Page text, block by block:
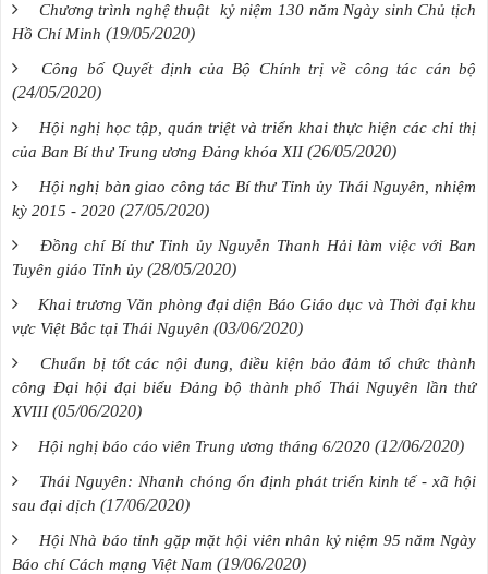
Chương trình nghệ thuật kỷ niệm 130 năm Ngày sinh Chủ tịch
Hồ Chí Minh (19/05/2020)
Công bố Quyết định của Bộ Chính trị về công tác cán bộ
(24/05/2020)
Hội nghị học tập, quán triệt và triển khai thực hiện các chỉ thị
của Ban Bí thư Trung ương Đảng khóa XII (26/05/2020)
Hội nghị bàn giao công tác Bí thư Tỉnh ủy Thái Nguyên, nhiệm
kỳ 2015 - 2020 (27/05/2020)
Đồng chí Bí thư Tỉnh ủy Nguyễn Thanh Hải làm việc với Ban
Tuyên giáo Tỉnh ủy (28/05/2020)
Khai trương Văn phòng đại diện Báo Giáo dục và Thời đại khu
vực Việt Bắc tại Thái Nguyên (03/06/2020)
Chuẩn bị tốt các nội dung, điều kiện bảo đảm tổ chức thành
công Đại hội đại biểu Đảng bộ thành phố Thái Nguyên lần thứ
XVIII (05/06/2020)
Hội nghị báo cáo viên Trung ương tháng 6/2020 (12/06/2020)
Thái Nguyên: Nhanh chóng ổn định phát triển kinh tế - xã hội
sau đại dịch (17/06/2020)
Hội Nhà báo tỉnh gặp mặt hội viên nhân kỷ niệm 95 năm Ngày
Báo chí Cách mạng Việt Nam (19/06/2020)